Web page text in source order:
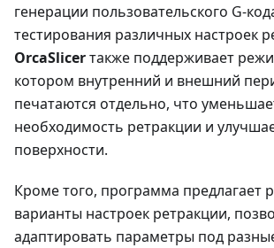
генерации пользовательского G-
тестирования различных настроек
OrcaSlicerтакже поддерживает
котором внутренний и внешний
печатаются отдельно, что
необходимость ретракции и
поверхности.
Кроме того, программа предлагает
варианты настроек ретракции,
адаптировать параметры под